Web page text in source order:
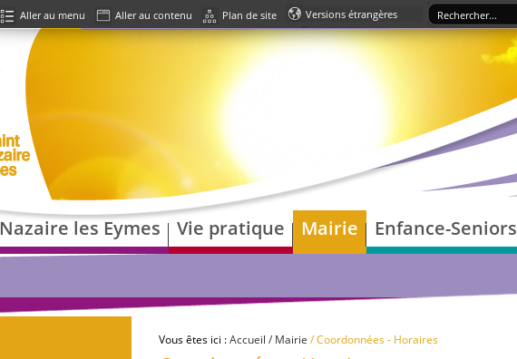
Aller au menu Aller au contenu Plan de site
Powered by
Translate
les Eymes Vie pratique Mairie Enfance-Seniors
Vous êtes ici :Accueil / Mairie / Coordonnées - Horaires